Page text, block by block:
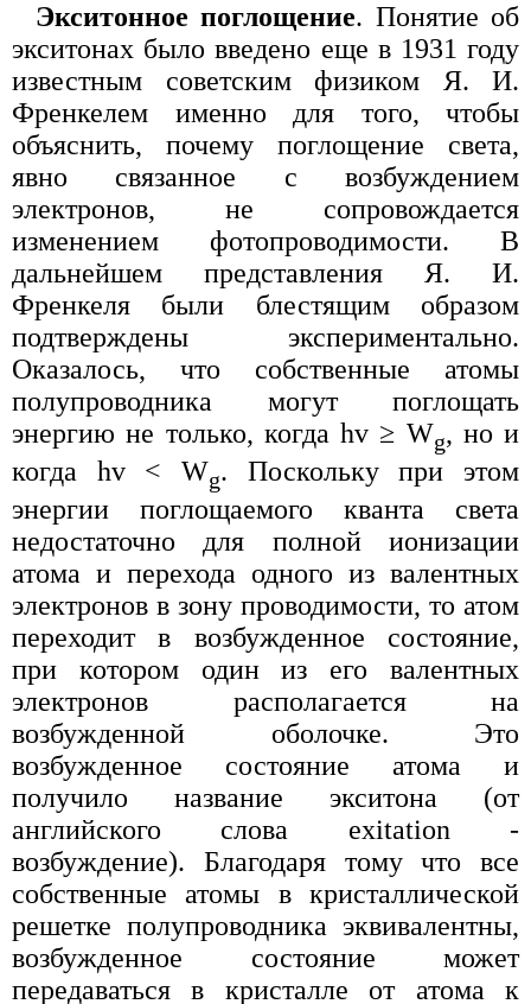
Экситонное поглощение. Понятие об
экситонах было введено еще в 1931 году
известным советским физиком Я. И.
Френкелем именно для того, чтобы
объяснить, почему поглощение света,
явно связанное с возбуждением
электронов, не сопровождается
изменением фотопроводимости. В
дальнейшем представления Я. И.
Френкеля были блестящим образом
подтверждены экспериментально.
Оказалось, что собственные атомы
полупроводника могут поглощать
энергию не только, когда hv ≥ Wg, но и
когда hv < Wg. Поскольку при этом
энергии поглощаемого кванта света
недостаточно для полной ионизации
атома и перехода одного из валентных
электронов в зону проводимости, то атом
переходит в возбужденное состояние,
при котором один из его валентных
электронов располагается на
возбужденной оболочке. Это
возбужденное состояние атома и
получило название экситона (от
английского слова exitation -
возбуждение). Благодаря тому что все
собственные атомы в кристаллической
решетке полупроводника эквивалентны,
возбужденное состояние может
передаваться в кристалле от атома к